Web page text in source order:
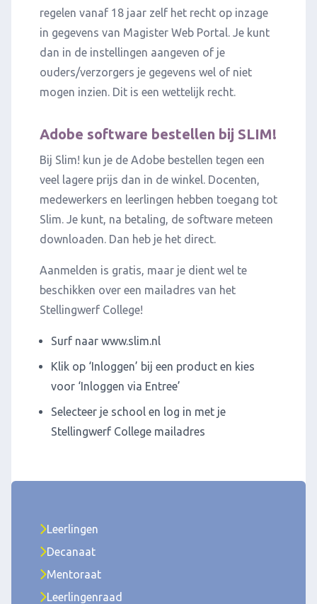
regelen vanaf 18 jaar zelf het recht op inzage
in gegevens van Magister Web Portal. Je kunt
dan in de instellingen aangeven of je
ouders/verzorgers je gegevens wel of niet
mogen inzien. Dit is een wettelijk recht.
Adobe software bestellen bij SLIM!
Bij Slim! kun je de Adobe bestellen tegen een
veel lagere prijs dan in de winkel. Docenten,
medewerkers en leerlingen hebben toegang tot
Slim. Je kunt, na betaling, de software meteen
downloaden. Dan heb je het direct.
Aanmelden is gratis, maar je dient wel te
beschikken over een mailadres van het
Stellingwerf College!
Surf naar www.slim.nl
Klik op ‘Inloggen’ bij een product en kies
voor ‘Inloggen via Entree’
Selecteer je school en log in met je
Stellingwerf College mailadres
Leerlingen
Decanaat
Mentoraat
Leerlingenraad